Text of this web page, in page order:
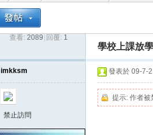
› ›
查看: 2089 回覆: 1
學校上課放
imkksm
禁止訪問
發表於 09-7-
提示: 作者被